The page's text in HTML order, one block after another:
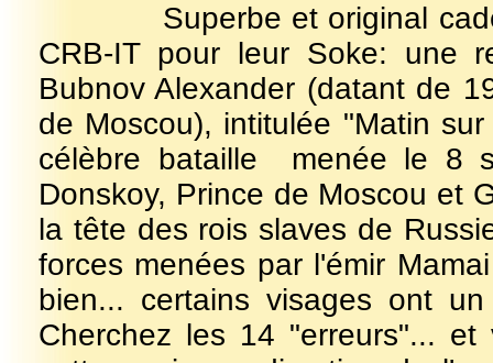
Superbe et original
CRB-IT pour leur Soke: une
Bubnov Alexander (datant de
de Moscou), intitulée "Matin
célèbre bataille menée le 8
Donskoy, Prince de Moscou et
la tête des rois slaves de
forces menées par l'émir
bien... certains visages ont
Cherchez les 14 "erreurs"...